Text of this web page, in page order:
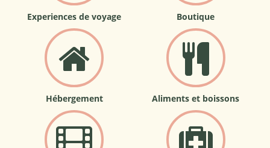
Experiences de voyage Boutique
Hébergement Aliments et boissons